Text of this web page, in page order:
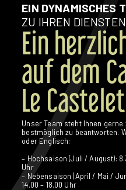
EIN DYNAMISCHES
ZU IHREN DIENSTEN
Ein
auf dem
Le Castelet
Unser Team steht Ihnen
bestmöglich zu beantworten.
oder Englisch:
– Hochsaison (Juli / August):
Uhr
– Nebensaison (April / Mai /
14.00 – 18.00 Uhr